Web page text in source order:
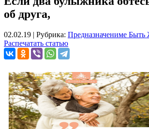
об друга,
02.02.19 | Рубрика: Предназначениме
Распечатать статью